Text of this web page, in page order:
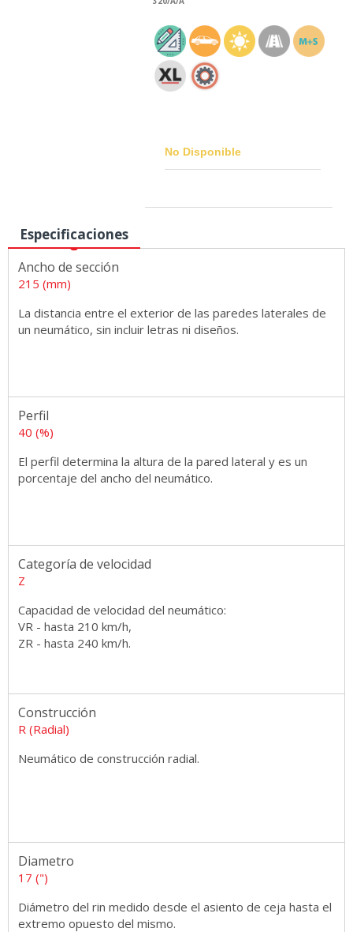
No Disponible
Especificaciones
Ancho de sección
215 (mm)
La distancia entre el exterior de las paredes laterales de
un neumático, sin incluir letras ni diseños.
Perfil
40 (%)
El perfil determina la altura de la pared lateral y es un
porcentaje del ancho del neumático.
Categoría de velocidad
Z
Capacidad de velocidad del neumático:
VR - hasta 210 km/h,
ZR - hasta 240 km/h.
Construcción
R (Radial)
Neumático de construcción radial.
Diametro
17 (")
Diámetro del rin medido desde el asiento de ceja hasta el
extremo opuesto del mismo.